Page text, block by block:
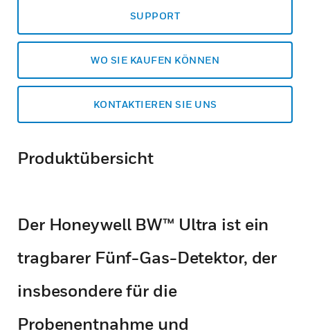
SUPPORT
WO SIE KAUFEN KÖNNEN
KONTAKTIEREN SIE UNS
Produktübersicht
Der Honeywell BW™ Ultra ist ein
tragbarer Fünf-Gas-Detektor, der
insbesondere für die
Probenentnahme und